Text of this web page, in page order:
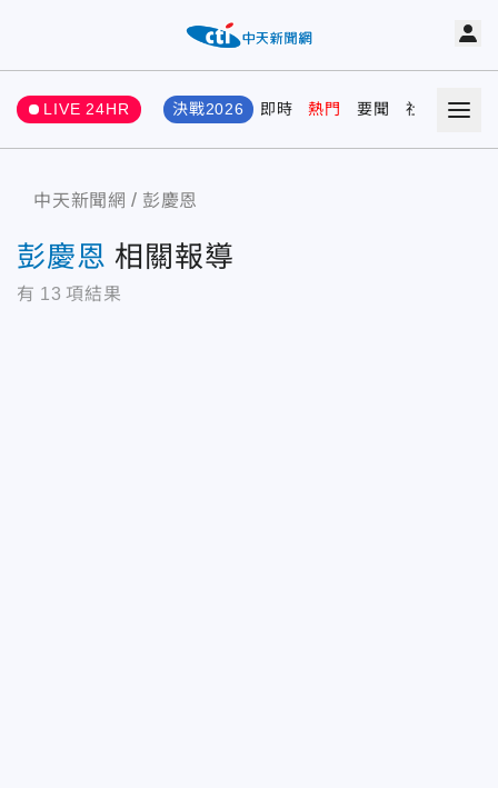
LIVE 24HR 決戰2026 即時 熱門 要聞 社會 娛樂
中天新聞網 彭慶恩
彭慶恩 相關報導
有 13 項結果